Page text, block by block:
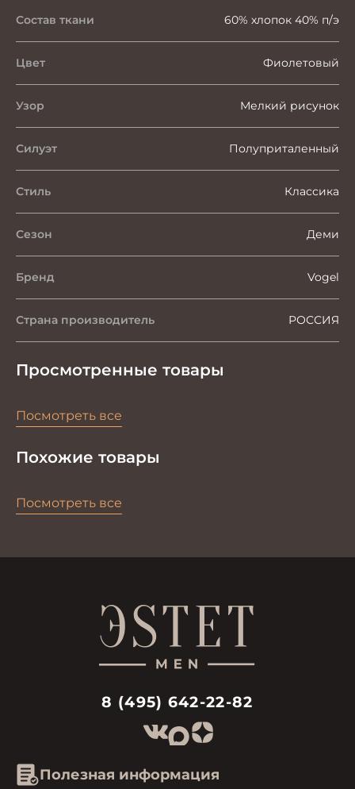
Состав ткани 60% хлопок 40% п/э
Цвет Фиолетовый
Узор Мелкий рисунок
Силуэт Полуприталенный
Стиль Классика
Сезон Деми
Бренд Vogel
Страна производитель РОССИЯ
Просмотренные товары
Посмотреть все
Похожие товары
Посмотреть все
8 (495) 642-22-82
Полезная информация